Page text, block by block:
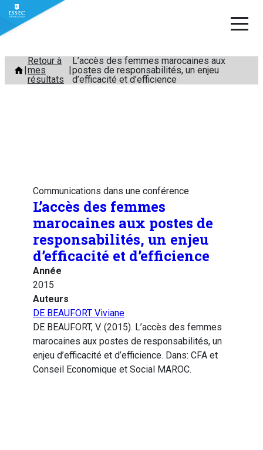
Aller
contenu
Retour à
mes
résultats
L’accès des femmes marocaines aux
postes de responsabilités, un enjeu
d’efficacité et d’efficience
Communications dans une conférence
L’accès des femmes
marocaines aux postes de
responsabilités, un enjeu
d’efficacité et d’efficience
Année
2015
Auteurs
DE BEAUFORT Viviane
DE BEAUFORT, V. (2015). L’accès des femmes
marocaines aux postes de responsabilités, un
enjeu d’efficacité et d’efficience. Dans: CFA et
Conseil Economique et Social MAROC.